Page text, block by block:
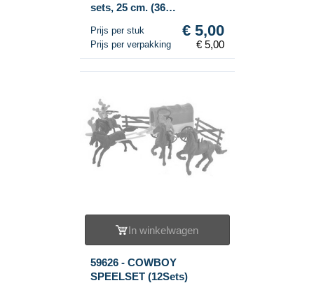
sets, 25 cm. (36
Prijs per stuk € 5,00
Prijs per verpakking € 5,00
In winkelwagen
59626 - COWBOY
SPEELSET (12Sets)